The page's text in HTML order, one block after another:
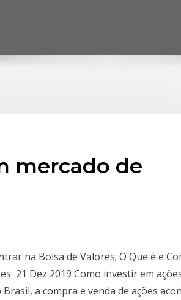
mercado de
na Bolsa de Valores; O Que é e
21 Dez 2019 Como investir em
a compra e venda de ações